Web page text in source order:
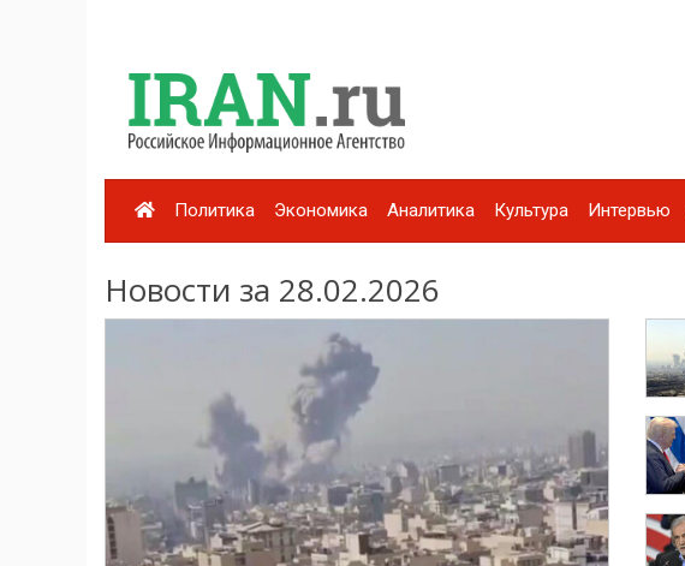
Политика Экономика Аналитика Культура Интервью
Новости за 28.02.2026